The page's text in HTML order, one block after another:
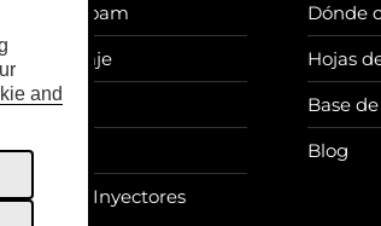
and
Sea Foam
Kilometraje
Tune
Creep
de Inyectores
Dónde
Hojas
Base
Blog